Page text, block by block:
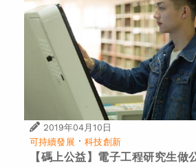
2019年04月10日
可持續發展 ·科技創新
【碼上公益】電子工程研究生做